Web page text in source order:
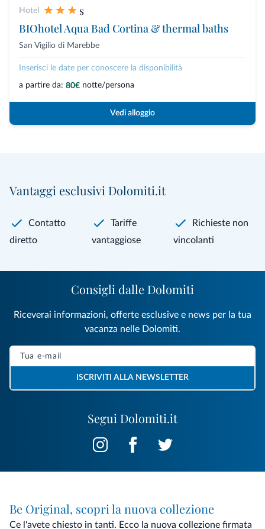
Hotel
s
BIOhotel Aqua Bad Cortina & thermal baths
San Vigilio di Marebbe
Inserisci le date per conoscere la disponibilità
a partire da: 80€ notte/persona
Vedi alloggio
Vantaggi esclusivi Dolomiti.it
Contatto
diretto
Tariffe
vantaggiose
Richieste non
vincolanti
Segui Dolomiti.it
Consigli dalle Dolomiti
Riceverai informazioni, offerte esclusive e news per la tua
vacanza nelle Dolomiti.
ISCRIVITI ALLA NEWSLETTER
Be Original, scopri la nuova collezione
Ce l'avete chiesto in tanti. Ecco la nuova collezione firmata